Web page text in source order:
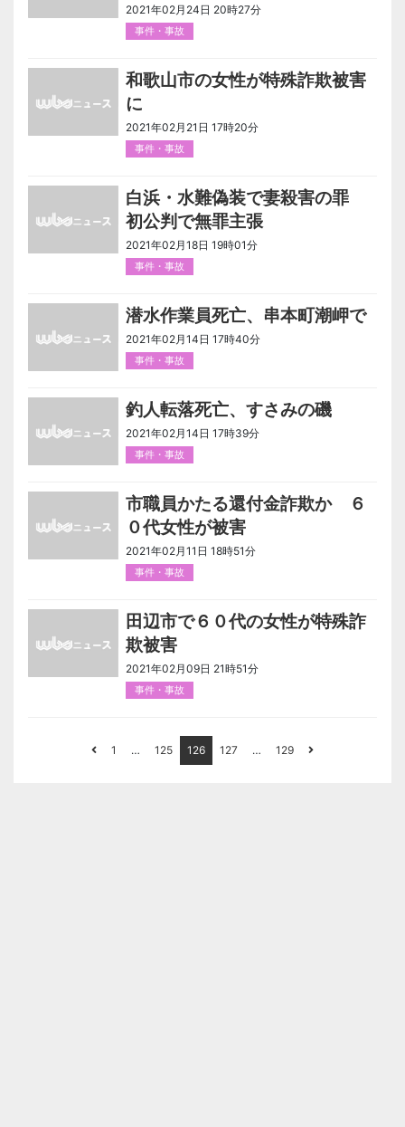
2021年02月24日 20時27分
事件・事故
和歌山市の女性が特殊詐欺被害
に
2021年02月21日 17時20分
事件・事故
白浜・水難偽装で妻殺害の罪
初公判で無罪主張
2021年02月18日 19時01分
事件・事故
潜水作業員死亡、串本町潮岬で
2021年02月14日 17時40分
事件・事故
釣人転落死亡、すさみの磯
2021年02月14日 17時39分
事件・事故
市職員かたる還付金詐欺か ６
０代女性が被害
2021年02月11日 18時51分
事件・事故
田辺市で６０代の女性が特殊詐
欺被害
2021年02月09日 21時51分
事件・事故
1 … 125 126 127 … 129